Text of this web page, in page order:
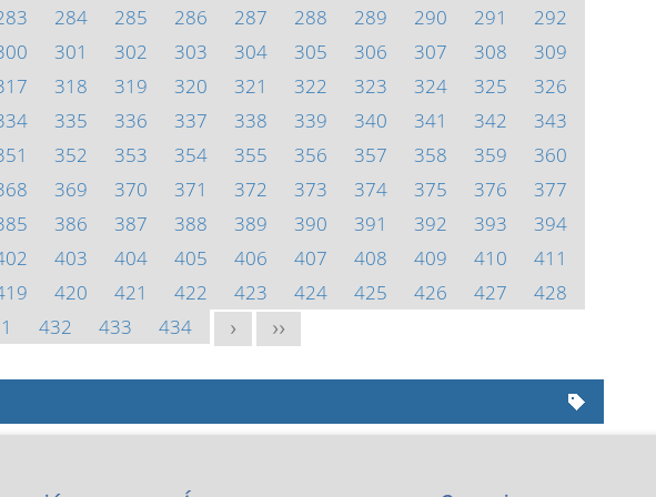
284 285 286 287 288 289 290 291
292
301 302 303 304 305 306 307 308
309
318 319 320 321 322 323 324 325
326
335 336 337 338 339 340 341 342
343
352 353 354 355 356 357 358 359
360
369 370 371 372 373 374 375 376
377
386 387 388 389 390 391 392 393
394
403 404 405 406 407 408 409 410
411
420 421 422 423 424 425 426 427
428
432 433 434 > >>